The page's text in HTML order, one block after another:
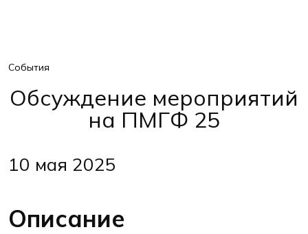
События
Обсуждение мероприятий
на ПМГФ 25
10 мая 2025
Описание